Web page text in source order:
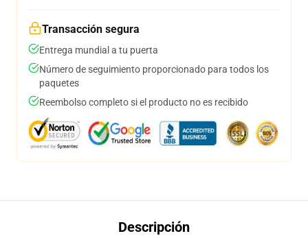
Transacción segura
Entrega mundial a tu puerta
Número de seguimiento proporcionado para todos los
paquetes
Reembolso completo si el producto no es recibido
Descripción